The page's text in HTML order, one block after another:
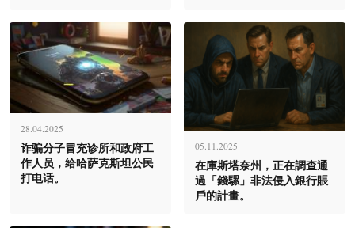
28.04.2025
诈骗分子冒充诊所和政府工
作人员，给哈萨克斯坦公民
打电话。
05.11.2025
在庫斯塔奈州，正在調查通
過「錢騾」非法侵入銀行賬
戶的計畫。